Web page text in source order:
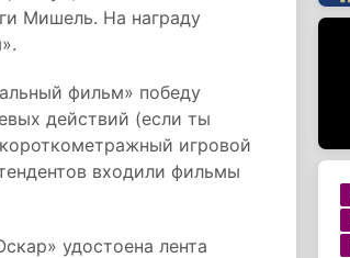
Мишель. На награду
фильм» победу
действий (если ты
игровой
входили фильмы
удостоена лента